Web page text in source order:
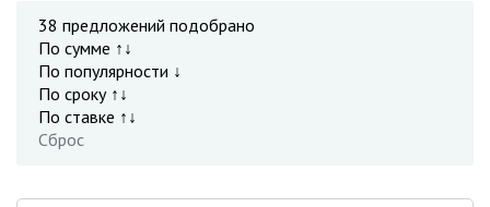
38 предложений подобрано
По сумме ↑↓
По популярности ↓
По сроку ↑↓
По ставке ↑↓
Сброс